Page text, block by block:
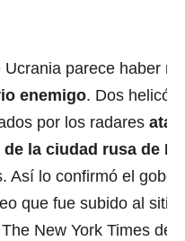
Ucrania parece haber
enemigo. Dos
por los radares
la ciudad rusa de
Así lo confirmó el
que fue subido al
New York Times